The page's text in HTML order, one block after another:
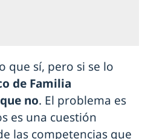
que sí, pero si se lo
de Familia
no. El problema es
es una cuestión
las competencias que